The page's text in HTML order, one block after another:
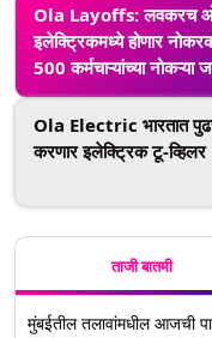
Ola Layoffs: लवकरच
इलेक्ट्रिकमध्ये होणार
500 कर्मचाऱ्यांच्या नोकऱ्या
करण्यासाठी कंपनीचा निर्णय
Ola Electric भारतात
करणार इलेक्ट्रिक टू-व्हिलर
ताजी बातमी
मुंबईतील तलावांमधील आजची